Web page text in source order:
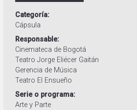
Categoría
Cápsula
Responsable
Cinemateca de Bogotá
Teatro Jorge Eliécer Gaitán
Gerencia de Música
Teatro El Ensueño
Serie o programa
Arte y Parte